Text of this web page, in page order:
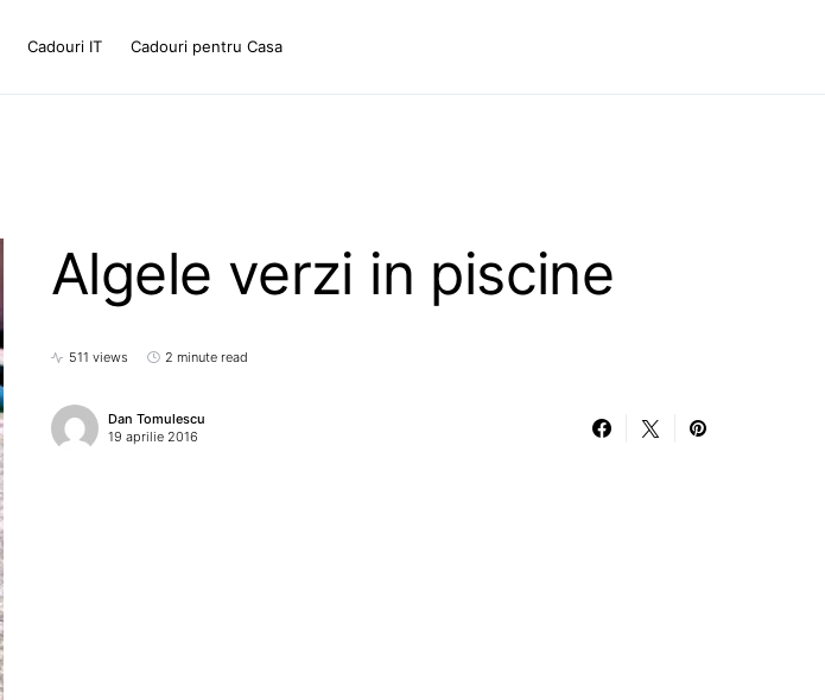
Cadouri IT Cadouri pentru Casa
Algele verzi in piscine
511 views 2 minute read
Dan Tomulescu
19 aprilie 2016